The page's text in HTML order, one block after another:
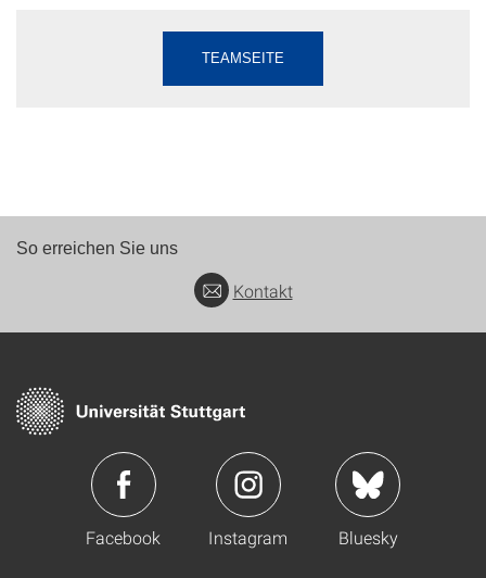
TEAMSEITE
So erreichen Sie uns
Kontakt
Facebook Instagram Bluesky